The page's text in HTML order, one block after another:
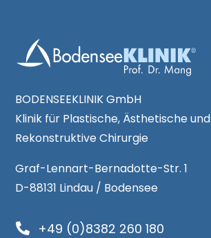
BODENSEEKLINIK GmbH
Klinik für Plastische, Ästhetische und
Rekonstruktive Chirurgie
Graf-Lennart-Bernadotte-Str. 1
D-88131 Lindau / Bodensee
 +49 (0)8382 260 180